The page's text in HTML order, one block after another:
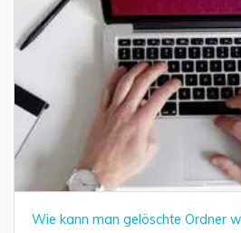
Wie kann man gelöschte Ordner